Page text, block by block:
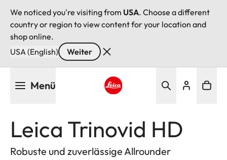
We noticed you're visiting from USA. Choose a different
country or region to view content for your location and
shop online.
USA (English)
Weiter
Menü
Leica Trinovid HD
Robuste und zuverlässige Allrounder